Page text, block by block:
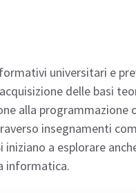
universitari e
delle basi
alla programmazione
insegnamenti
a esplorare
informatica.